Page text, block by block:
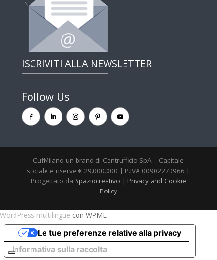
ISCRIVITI ALLA NEWSLETTER
Follow Us
CufMilano un brand di Centrufficio SpA – Capitale
sociale e riserve € 29.000.000 | P.IVA 00902270966 |
Progettato da Spaziocreativo | Privacy and Cookie
Policy
WordPress multilingue con WPML
Informativa sulla raccolta
Le tue preferenze relative alla privacy